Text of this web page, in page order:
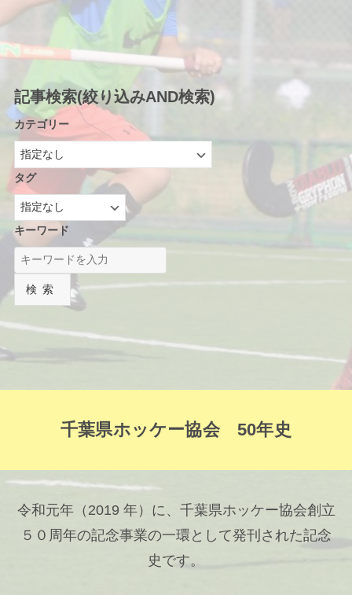
記事検索(絞り込みAND検索)
カテゴリー
タグ
キーワード
検索
千葉県ホッケー協会 50年史
令和元年（2019 年）に、千葉県ホッケー協会創立
５０周年の記念事業の一環として発刊された記念
史です。